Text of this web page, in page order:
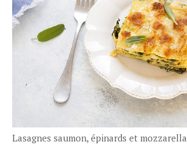
Lasagnes saumon, épinards et mozzarella